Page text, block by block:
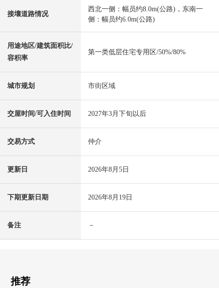
接壤道路情况
西北一侧：幅员约8.0m(公路)，东南一
侧：幅员约6.0m(公路)
用途地区/建筑面积比/
容积率
第一类低层住宅专用区/50%/80%
城市规划 市街区域
交屋时间/可入住时间 2027年3月下旬以后
交易方式 仲介
更新日 2026年8月5日
下期更新日期 2026年8月19日
备注 －
推荐